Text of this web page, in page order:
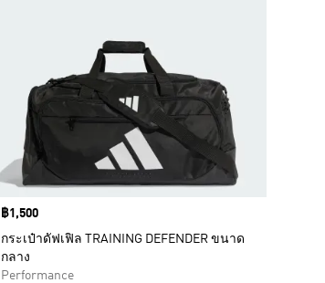
Price
฿1,500
กระเป๋าดัฟเฟิล TRAINING DEFENDER ขนาด
กลาง
Performance